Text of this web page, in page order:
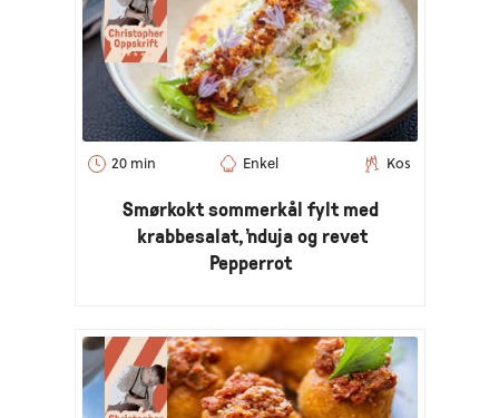
20 min Enkel Kos
Smørkokt sommerkål fylt med
krabbesalat, 'nduja og revet
Pepperrot